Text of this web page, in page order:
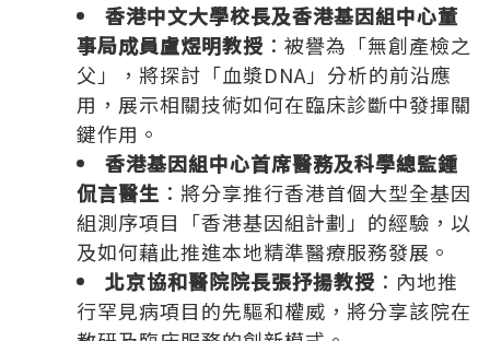
香港中文大學校長及香港基因組中心董
事局成員盧煜明教授 ：被譽為「無創產檢之
父」，將探討「血漿DNA」分析的前沿應
用，展示相關技術如何在臨床診斷中發揮關
鍵作用。
香港基因組中心首席醫務及科學總監鍾
侃言醫生 ：將分享推行香港首個大型全基因
組測序項目「香港基因組計劃」的經驗，以
及如何藉此推進本地精準醫療服務發展。
北京協和醫院院長張抒揚教授 ：內地推
行罕見病項目的先驅和權威，將分享該院在